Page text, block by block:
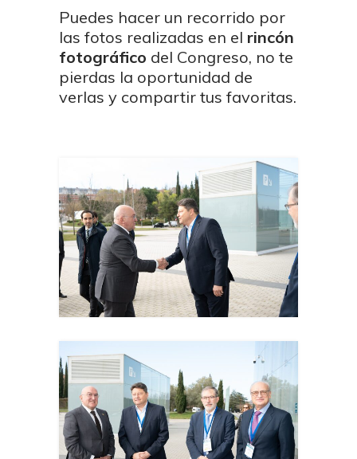
Puedes hacer un recorrido por
las fotos realizadas en el rincón
fotográfico del Congreso, no te
pierdas la oportunidad de
verlas y compartir tus favoritas.